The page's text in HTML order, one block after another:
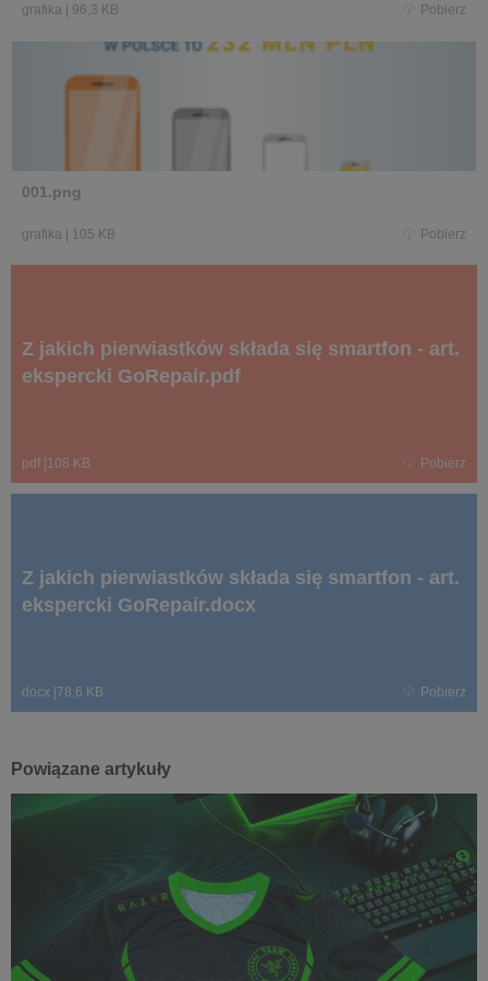
grafika 96,3 KB Pobierz
001.png
grafika 105 KB Pobierz
Z jakich pierwiastków składa się smartfon - art.
ekspercki GoRepair.pdf
pdf 108 KB Pobierz
Z jakich pierwiastków składa się smartfon - art.
ekspercki GoRepair.docx
docx 78,6 KB Pobierz
Powiązane artykuły